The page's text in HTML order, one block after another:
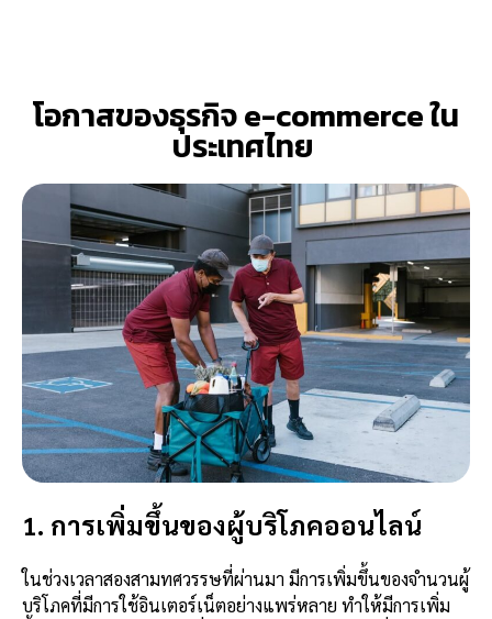
โอกาสของธุรกิจ e-commerce ใน
ประเทศไทย
1. การเพิ่มขึ้นของผู้บริโภคออนไลน์
ในช่วงเวลาสองสามทศวรรษที่ผ่านมา มีการเพิ่มขึ้นของจำนวนผู้
บริโภคที่มีการใช้อินเตอร์เน็ตอย่างแพร่หลาย ทำให้มีการเพิ่ม